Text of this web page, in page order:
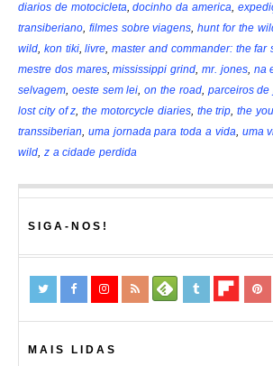
diarios de motocicleta,docinho da america,
transiberiano, filmes sobre viagens,hunt for the
wild, kon tiki,livre,master and commander: the far
mestre dos mares,mississippi grind,mr. jones, na
selvagem, oeste sem lei,on the road, parceiros de
lost city of z,the motorcycle diaries, the trip,the
transsiberian, uma jornada para toda a vida, uma
wild, z a cidade perdida
SIGA-NOS!
MAIS LIDAS